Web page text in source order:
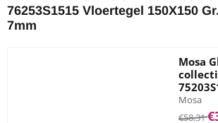
76253S1515 Vloertegel 150X150
7mm
Mosa
Gr.
Merk:
Mosa
Van
€58,31